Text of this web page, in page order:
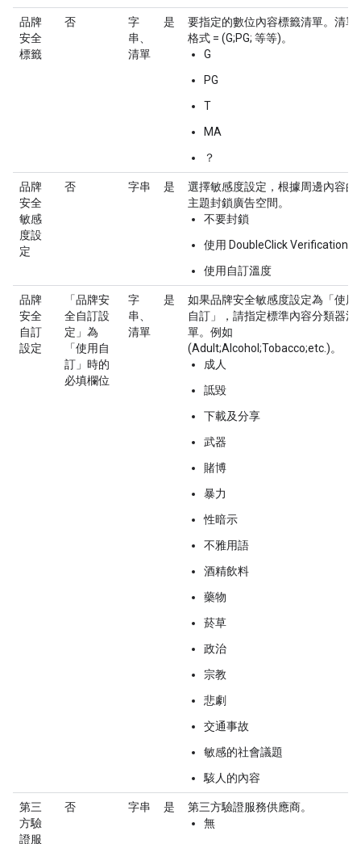
品牌
安全
標籤
否
字
串、
清單
是
要指定的數位內容標籤清單。清單
格式 = (G;PG; 等等)。
G
PG
T
MA
？
品牌
安全
敏感
度設
定
否 字串 是
選擇敏感度設定，根據周邊內容的
主題封鎖廣告空間。
不要封鎖
使用 DoubleClick Verification
使用自訂溫度
品牌
安全
自訂
設定
「品牌安
全自訂設
定」為
「使用自
訂」時的
必填欄位
字
串、
清單
是
如果品牌安全敏感度設定為「使用
自訂」，請指定標準內容分類器清
單。例如
(Adult;Alcohol;Tobacco;etc.)。
成人
詆毀
下載及分享
武器
賭博
暴力
性暗示
不雅用語
酒精飲料
藥物
菸草
政治
宗教
悲劇
交通事故
敏感的社會議題
駭人的內容
第三
方驗
證服
否 字串 是
第三方驗證服務供應商。
無